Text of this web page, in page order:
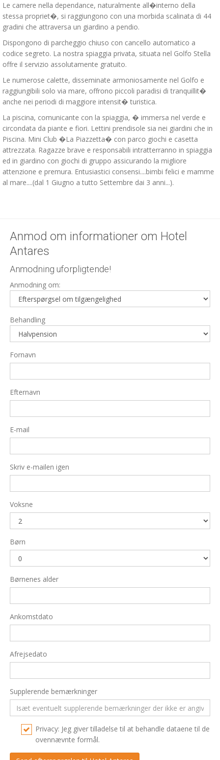
Le camere nella dependance, naturalmente all�interno della
stessa propriet�, si raggiungono con una morbida scalinata di 44
gradini che attraversa un giardino a pendio.
Dispongono di parcheggio chiuso con cancello automatico a
codice segreto. La nostra spiaggia privata, situata nel Golfo Stella
offre il servizio assolutamente gratuito.
Le numerose calette, disseminate armoniosamente nel Golfo e
raggiungibili solo via mare, offrono piccoli paradisi di tranquillit�
anche nei periodi di maggiore intensit� turistica.
La piscina, comunicante con la spiaggia, � immersa nel verde e
circondata da piante e fiori. Lettini prendisole sia nei giardini che in
Piscina. Mini Club �La Piazzetta� con parco giochi e casetta
attrezzata. Ragazze brave e responsabili intratterranno in spiaggia
ed in giardino con giochi di gruppo assicurando la migliore
attenzione e premura. Entusiastici consensi....bimbi felici e mamme
al mare....(dal 1 Giugno a tutto Settembre dai 3 anni...).
Anmod om informationer om Hotel
Antares
Anmodning uforpligtende!
Anmodning om:
Behandling
Fornavn
Efternavn
E-mail
Skriv e-mailen igen
Voksne
Børn
Børnenes alder
Ankomstdato
Afrejsedato
Supplerende bemærkninger
Privacy: Jeg giver tilladelse til at behandle dataene til de
ovennævnte formål.